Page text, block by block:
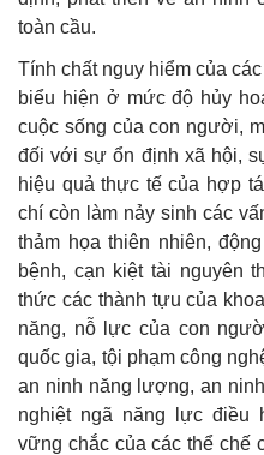
toàn cầu.
Tính chất nguy hiểm của
biểu hiện ở mức độ hủy
cuộc sống của con người,
đối với sự ổn định xã hội,
hiệu quả thực tế của hợp
chí còn làm nảy sinh các
thảm họa thiên nhiên,
bệnh, cạn kiệt tài nguyên
thức các thành tựu của
năng, nỗ lực của con
quốc gia, tội phạm công
an ninh năng lượng, an
nghiệt ngã năng lực điều
vững chắc của các thể chế